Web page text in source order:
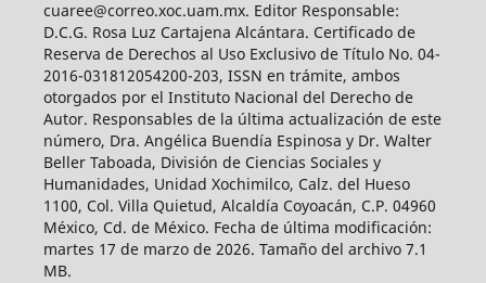
cuaree@correo.xoc.uam.mx. Editor Responsable:
D.C.G. Rosa Luz Cartajena Alcántara. Certificado de
Reserva de Derechos al Uso Exclusivo de Título No. 04-
2016-031812054200-203, ISSN en trámite, ambos
otorgados por el Instituto Nacional del Derecho de
Autor. Responsables de la última actualización de este
número, Dra. Angélica Buendía Espinosa y Dr. Walter
Beller Taboada, División de Ciencias Sociales y
Humanidades, Unidad Xochimilco, Calz. del Hueso
1100, Col. Villa Quietud, Alcaldía Coyoacán, C.P. 04960
México, Cd. de México. Fecha de última modificación:
martes 17 de marzo de 2026. Tamaño del archivo 7.1
MB.